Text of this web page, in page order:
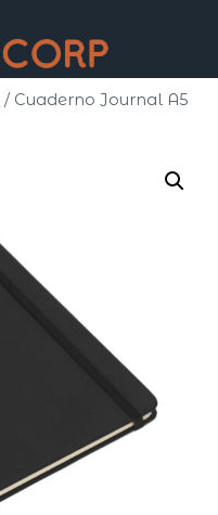
/ Cuaderno Journal A5